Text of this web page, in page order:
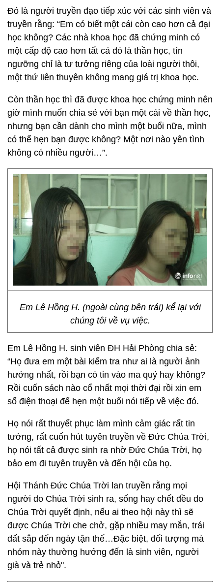
Đó là người truyền đạo tiếp xúc với các sinh viên và
truyền rằng: “Em có biết một cái còn cao hơn cả đại
học không? Các nhà khoa học đã chứng minh có
một cấp độ cao hơn tất cả đó là thần học, tín
ngưỡng chỉ là tư tưởng riêng của loài người thôi,
một thứ liên thuyên không mang giá trị khoa học.
Còn thần học thì đã được khoa học chứng minh nên
giờ mình muốn chia sẻ với bạn một cái về thần học,
nhưng bạn cần dành cho mình một buổi nữa, mình
có thể hẹn bạn được không? Một nơi nào yên tình
không có nhiều người…”.
Em Lê Hồng H. (ngoài cùng bên trái) kể lại với
chúng tôi về vụ việc.
Em Lê Hồng H. sinh viên ĐH Hải Phòng chia sẻ:
“Họ đưa em một bài kiểm tra như ai là người ảnh
hưởng nhất, rồi bạn có tin vào ma quỷ hay không?
Rồi cuốn sách nào cổ nhất mọi thời đại rồi xin em
số điện thoại để hẹn một buổi nói tiếp về việc đó.
Họ nói rất thuyết phục làm mình cảm giác rất tin
tưởng, rất cuốn hút tuyên truyền về Đức Chúa Trời,
họ nói tất cả được sinh ra nhờ Đức Chúa Trời, họ
bảo em đi tuyên truyền và đến hội của họ.
Hội Thánh Đức Chúa Trời lan truyền rằng mọi
người do Chúa Trời sinh ra, sống hay chết đều do
Chúa Trời quyết định, nếu ai theo hội này thì sẽ
được Chúa Trời che chở, gặp nhiều may mắn, trái
đất sắp đến ngày tận thế…Đặc biệt, đối tượng mà
nhóm này thường hướng đến là sinh viên, người
già và trẻ nhỏ".